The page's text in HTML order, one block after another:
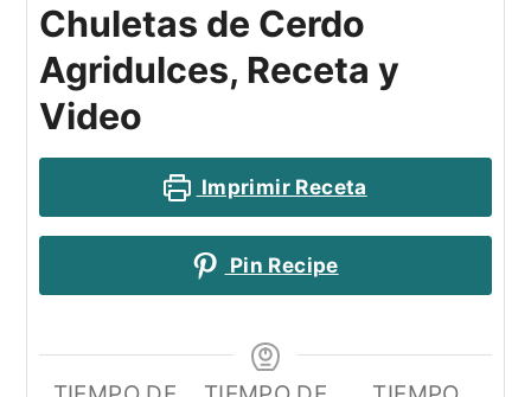
Chuletas de Cerdo
Agridulces, Receta y
Video
Imprimir Receta
Pin Recipe